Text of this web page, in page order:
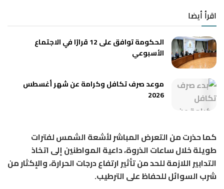
اقرأ أيضا
الحكومة توافق على 12 قرارًا في الاجتماع
الأسبوعي
موعد صرف تكافل وكرامة عن شهر أغسطس
2026
كما حذرت من التعرض المباشر لأشعة الشمس لفترات
طويلة خلال ساعات الذروة، داعية المواطنين إلى اتخاذ
التدابير اللازمة للحد من تأثير ارتفاع درجات الحرارة، والإكثار من
شرب السوائل للحفاظ على الترطيب.